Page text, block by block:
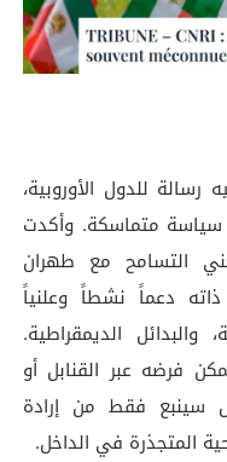
رسالة للدول الأوروبية،
سياسة متماسكة. وأكدت
التسامح مع طهران
دعماً نشطاً وعلنياً
والبدائل الديمقراطية.
فرضه عبر القنابل أو
سينبع فقط من إرادة
المتجذرة في الداخل.